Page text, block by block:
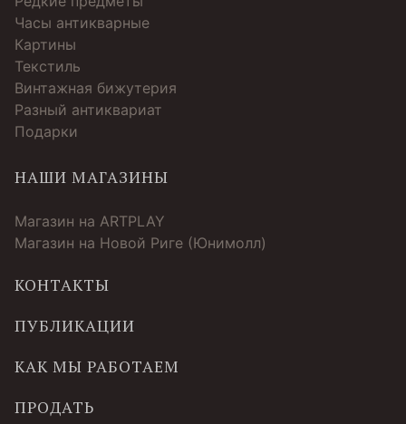
Часы антикварные
Картины
Текстиль
Винтажная бижутерия
Разный антиквариат
Подарки
НАШИ МАГАЗИНЫ
Магазин на ARTPLAY
Магазин на Новой Риге (Юнимолл)
КОНТАКТЫ
ПУБЛИКАЦИИ
КАК МЫ РАБОТАЕМ
ПРОДАТЬ